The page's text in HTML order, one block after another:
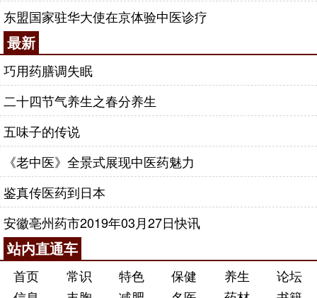
东盟国家驻华大使在京体验中医诊疗
最新
巧用药膳调失眠
二十四节气养生之春分养生
五味子的传说
《老中医》全景式展现中医药魅力
鉴真传医药到日本
安徽亳州药市2019年03月27日快讯
站内直通车
首页 常识 特色 保健 养生
论坛